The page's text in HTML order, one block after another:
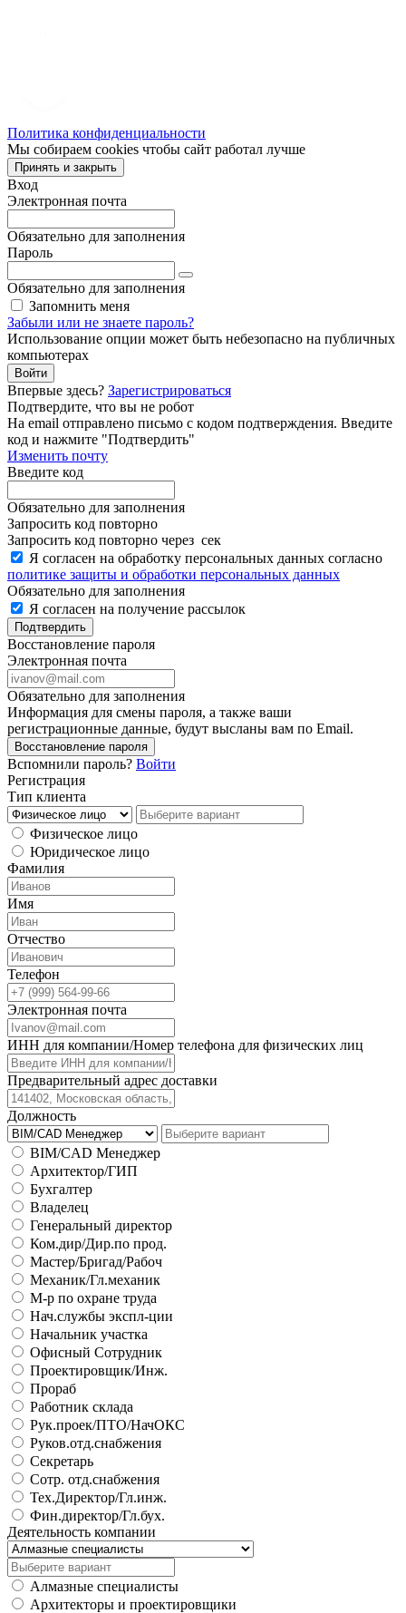
Политика конфиденциальности
Мы собираем cookies чтобы сайт работал лучше
Принять и закрыть
Вход
Электронная почта
Обязательно для заполнения
Пароль
Обязательно для заполнения
Запомнить меня
Забыли или не знаете пароль?
Использование опции может быть небезопасно на публичных
компьютерах
Войти
Впервые здесь? Зарегистрироваться
Подтвердите, что вы не робот
Ha email отправлено письмо с кодом подтверждения. Введите
код и нажмите "Подтвердить"
Изменить почту
Введите код
Обязательно для заполнения
Запросить код повторно
Запросить код повторно через сек
Я согласен на обработку персональных данных согласно
политике защиты и обработки персональных данных
Обязательно для заполнения
Я согласен на получение рассылок
Подтвердить
Восстановление пароля
Электронная почта
Обязательно для заполнения
Информация для смены пароля, а также ваши
регистрационные данные, будут высланы вам по Email.
Восстановление пароля
Вспомнили пароль? Войти
Регистрация
Тип клиента
Физическое лицо
Юридическое лицо
Фамилия
Имя
Отчество
Телефон
Электронная почта
ИНН для компании/Номер телефона для физических лиц
Предварительный адрес доставки
Должность
BIM/CAD Менеджер
Архитектор/ГИП
Бухгалтер
Владелец
Генеральный директор
Ком.дир/Дир.по прод.
Мастер/Бригад/Рабоч
Механик/Гл.механик
М-р по охране труда
Нач.службы экспл-ции
Начальник участка
Офисный Сотрудник
Проектировщик/Инж.
Прораб
Работник склада
Рук.проек/ПТО/НачОКС
Руков.отд.снабжения
Секретарь
Сотр. отд.снабжения
Тех.Директор/Гл.инж.
Фин.директор/Гл.бух.
Деятельность компании
Алмазные специалисты
Архитекторы и проектировщики